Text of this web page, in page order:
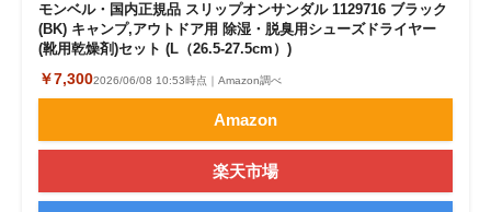
モンベル・国内正規品 スリップオンサンダル 1129716 ブラック
(BK) キャンプ,アウトドア用 除湿・脱臭用シューズドライヤー
(靴用乾燥剤)セット (L（26.5-27.5cm）)
￥7,3002026/06/08 10:53時点｜Amazon調べ
Amazon
楽天市場